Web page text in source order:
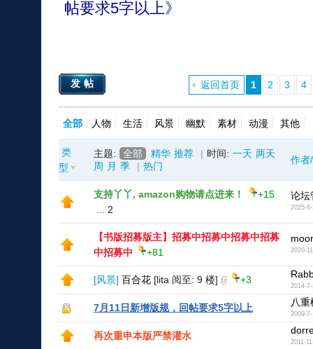
帖要求5字以上》
1 2 3 4
返回首页
发帖
全部 人物 生活 风景 幽默 素材 动漫 其他
类
型
主题: 全部 精华 推荐 | 时间: 一天 两天
周
月 季 | 热门
作者
支持丫丫, amazon购物请点进来！
+15
2
论坛
2025-6-
【书版招募版主】招募中招募中招募中招募
中招募中
+81 2020-
[风景] 百合花 [lita 阅至: 9 楼] +3
2014-
7月11日新增版规，回帖要求5字以上 八重
2009-7-
再次重申本版严禁灌水
2011-